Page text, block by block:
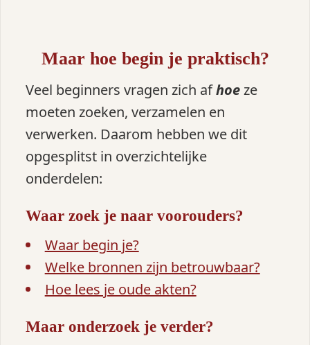
Maar hoe begin je praktisch?
Veel beginners vragen zich afhoeze
moeten zoeken, verzamelen en
verwerken. Daarom hebben we dit
opgesplitst in overzichtelijke
onderdelen:
Waar zoek je naar voorouders?
Waar begin je?
Welke bronnen zijn betrouwbaar?
Hoe lees je oude akten?
Maar onderzoek je verder?